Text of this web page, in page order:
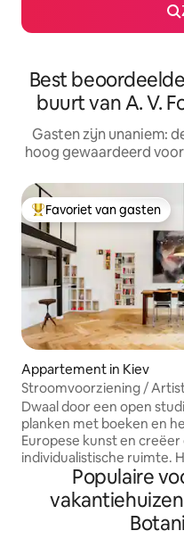
Best
buurt van A. V.
Gasten zijn unaniem:
hoog gewaardeerd
Topfavoriet van gasten
Favoriet van gasten
Appartement in Kiev
Stroomvoorziening /
het centrum
Dwaal door een open
planken met boeken en
Europese kunst en
individualistische ruimte.
inspirerende stedelijke
een ideale uitvalsbasis
verkennen van een
atelier staat in het centrum
Populaire